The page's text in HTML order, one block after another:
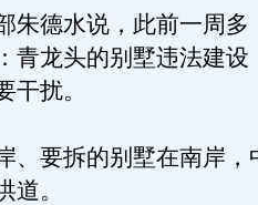
德水说，此前一周多
青龙头的别墅违法建设
干扰。
要拆的别墅在南岸，
道。